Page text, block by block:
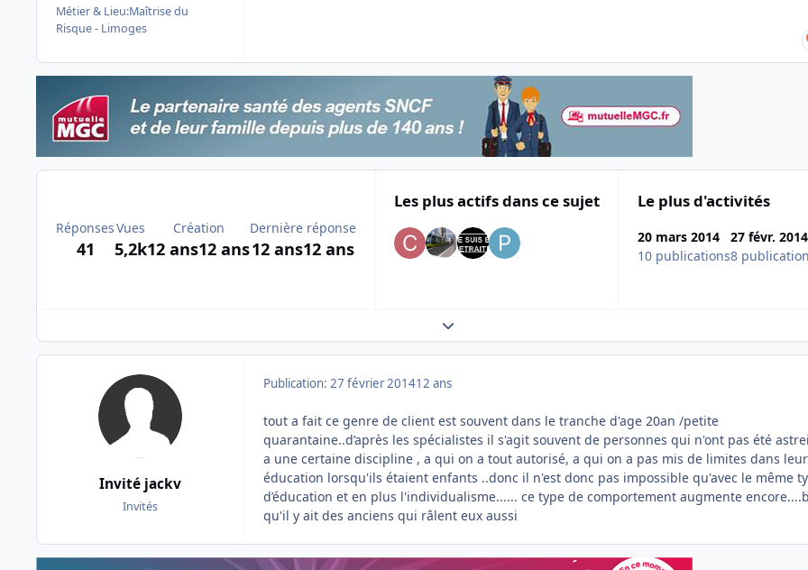
Métier & Lieu:Maîtrise du
Risque - Limoges
Réponses
41
Vues
5,2k
Création
12 ans12 ans
Dernière réponse
12 ans12 ans
Les plus actifs dans ce sujet Le plus d'activités
20 mars 2014
10 publications
27 févr. 2014
8
Expand topic overview
Invité jackv
Invités
Publication: 27 février 201412 ans
tout a fait ce genre de client est souvent dans le tranche d'age 20an /petite
quarantaine..d’après les spécialistes il s'agit souvent de personnes qui n'ont pas été
a une certaine discipline , a qui on a tout autorisé, a qui on a pas mis de limites dans leur
éducation lorsqu'ils étaient enfants ..donc il n'est donc pas impossible qu'avec le même
d’éducation et en plus l'individualisme...... ce type de comportement augmente
qu'il y ait des anciens qui râlent eux aussi